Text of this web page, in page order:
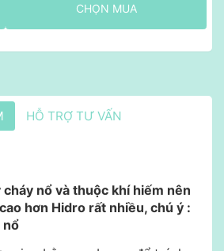
CHỌN MUA
HỖ TRỢ TƯ VẤN
cháy nổ và thuộc khí hiếm nên
hơn Hidro rất nhiều, chú ý :
nổ